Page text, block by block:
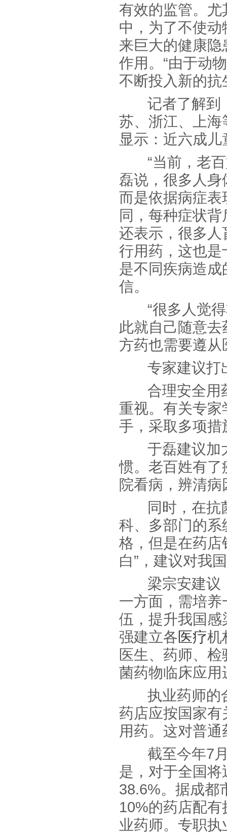
有效的监管。
中，为了不使
来巨大的健康
作用。“由于动
不断投入新的抗
记者了解到，
苏、浙江、上
显示：近六成
“当前，老百
磊说，很多人
而是依据病症
同，每种症状
还表示，很多
行用药，这也
是不同疾病造
信。
“很多人觉得
此就自己随意
方药也需要遵从
专家建议打
合理安全用药
重视。有关专
手，采取多项措
于磊建议加大
惯。老百姓有
院看病，辨清
同时，在抗菌
科、多部门的
格，但是在药店
白”，建议对我
梁宗安建议，
一方面，需培
伍，提升我国
强建立各医疗机
医生、药师、
菌药物临床应
执业药师的合
药店应按国家
用药。这对普
截至今年7月
是，对于全国
38.6%。据成都
10%的药店配
业药师。专职